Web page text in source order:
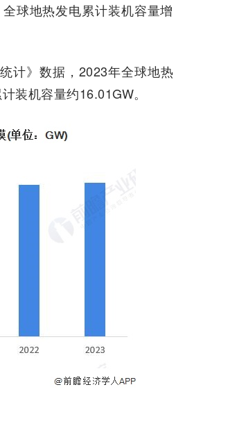
球地热发电累计装机容量增
计》数据，2023年全球地热
装机容量约16.01GW。